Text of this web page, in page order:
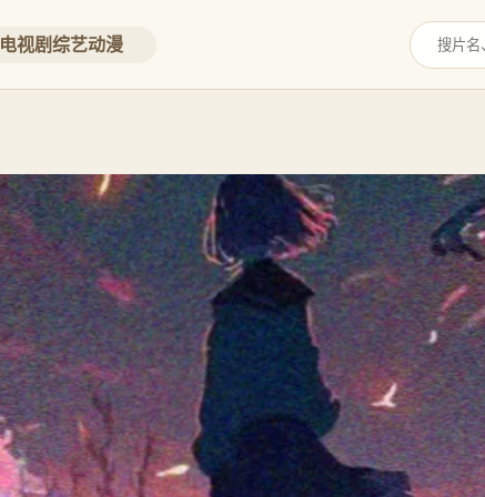
电视剧综艺动漫